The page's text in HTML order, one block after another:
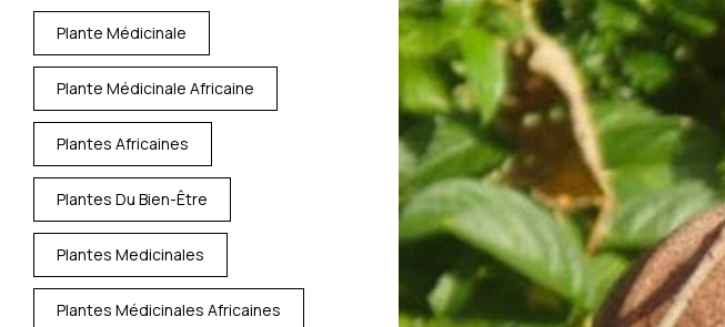
Plante Médicinale
Plante Médicinale Africaine
Plantes Africaines
Plantes Du Bien-Être
Plantes Medicinales
Plantes Médicinales Africaines